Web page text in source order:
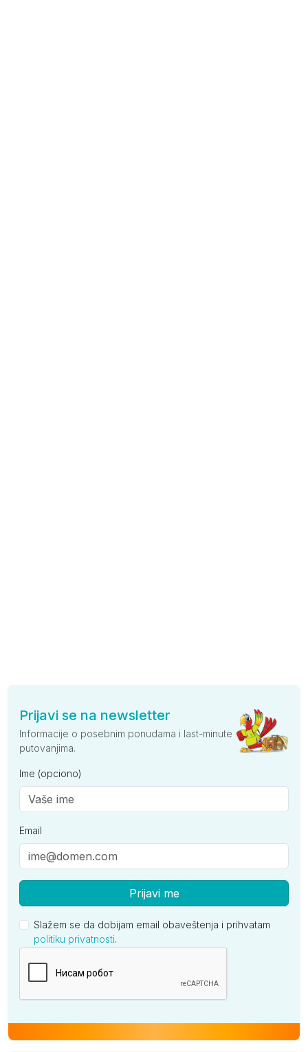
Prijavi se na newsletter
Informacije o posebnim ponudama i last-minute
putovanjima.
Ime (opciono)
Email
Prijavi me
Slažem se da dobijam email obaveštenja i prihvatam
politiku privatnosti.